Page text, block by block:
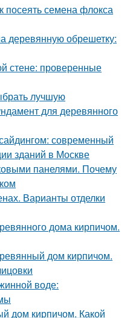
посеять семена флокса
деревянную обрешетку:
стене: проверенные
лучшую
для деревянного
современный
зданий в Москве
панелями. Почему
Варианты отделки
дома кирпичом.
дом кирпичом.
воде:
дом кирпичом. Какой